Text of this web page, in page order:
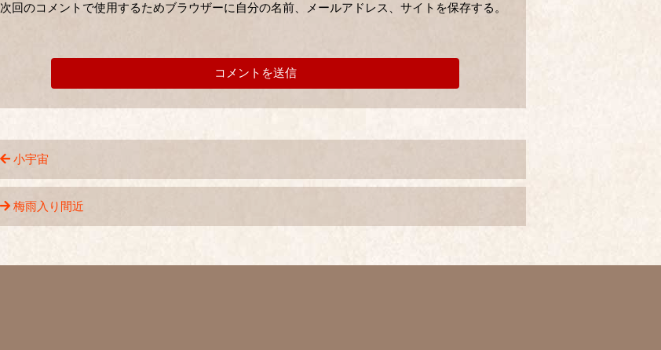
次回のコメントで使用するためブラウザーに自分の名前、メールアドレス、サイトを保存する。
小宇宙
梅雨入り間近